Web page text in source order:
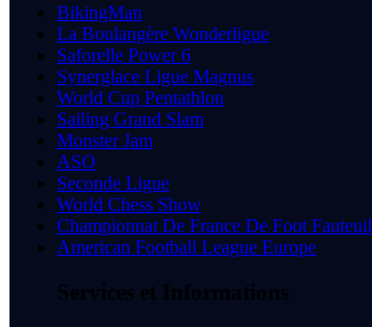
BikingMan
La Boulangère Wonderligue
Saforelle Power 6
Synerglace Ligue Magnus
World Cup Pentathlon
Sailing Grand Slam
Monster Jam
ASO
Seconde Ligue
World Chess Show
Championnat De France De Foot Fauteuil
American Football League Europe
Services et Informations